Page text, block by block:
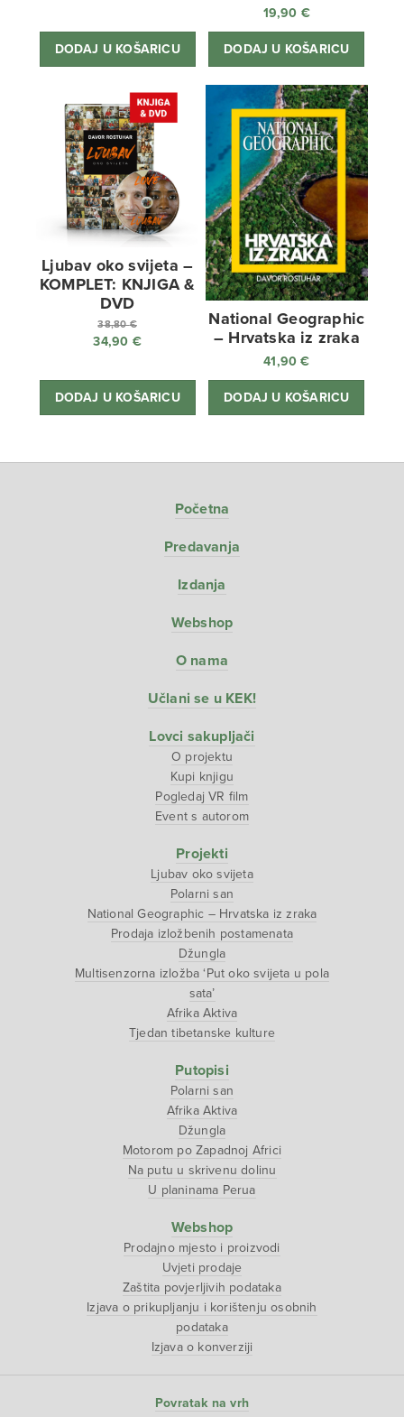
DODAJ U KOŠARICU
19,90 €
DODAJ U KOŠARICU
Ljubav oko svijeta –
KOMPLET: KNJIGA &
DVD
38,80€
Izvorna
bila
je:
34,90 €
cijena
je:
DODAJ U KOŠARICU
National Geographic
– Hrvatska iz zraka
41,90€
DODAJ U KOŠARICU
Početna
Predavanja
Izdanja
Webshop
O nama
Učlani se u KEK!
Lovci sakupljači
O projektu
Kupi knjigu
Pogledaj VR film
Event s autorom
Projekti
Ljubav oko svijeta
Polarni san
National Geographic – Hrvatska iz zraka
Prodaja izložbenih postamenata
Džungla
Multisenzorna izložba ‘Put oko svijeta u pola
sata’
Afrika Aktiva
Tjedan tibetanske kulture
Putopisi
Polarni san
Afrika Aktiva
Džungla
Motorom po Zapadnoj Africi
Na putu u skrivenu dolinu
U planinama Perua
Webshop
Prodajno mjesto i proizvodi
Uvjeti prodaje
Zaštita povjerljivih podataka
Izjava o prikupljanju i korištenju osobnih
podataka
Izjava o konverziji
Povratak na vrh